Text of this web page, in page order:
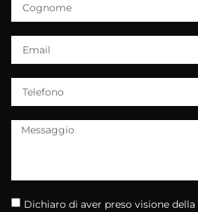
Dichiaro di aver preso visione della